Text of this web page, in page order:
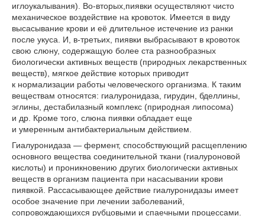
иглоукалывания). Во-вторых,пиявки осуществляют чисто
механическое воздействие на кровоток. Имеется в виду
высасывание крови и её длительное истечение из ранки
после укуса. И, в-третьих, пиявки выбрасывают в кровоток
свою слюну, содержащую более ста разнообразных
биологически активных веществ (природных лекарственных
веществ), мягкое действие которых приводит
к нормализации работы человеческого организма. К таким
веществам относятся: гиалуронидаза, гирудин, бделлины,
эглины, дестабилазный комплекс (природная липосома)
и др. Кроме того, слюна пиявки обладает еще
и умеренным антибактериальным действием.
Гиалуронидаза — фермент, способствующий расщеплению
основного вещества соединительной ткани (гиалуроновой
кислоты) и проникновению других биологически активных
веществ в организм пациента при насасывании крови
пиявкой. Рассасывающее действие гиалуронидазы имеет
особое значение при лечении заболеваний,
сопровождающихся рубцовыми и спаечными процессами.